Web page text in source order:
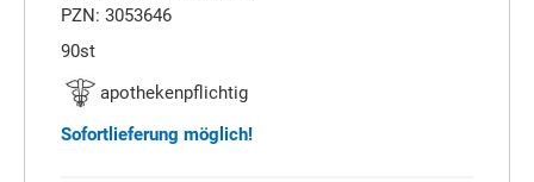
PZN: 3053646
90st
apothekenpflichtig
Sofortlieferung möglich!